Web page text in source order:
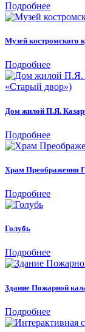
Подробнее
Музей костромского
Подробнее
Дом жилой П.Я.
Подробнее
Храм Преображения
Подробнее
Голубь
Подробнее
Здание Пожарной
Подробнее